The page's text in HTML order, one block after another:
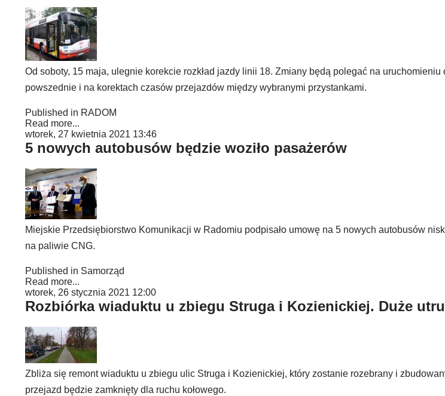
Od soboty, 15 maja, ulegnie korekcie rozkład jazdy linii 18. Zmiany będą polegać na
powszednie i na korektach czasów przejazdów między wybranymi przystankami.
Published in RADOM
Read more...
wtorek, 27 kwietnia 2021 13:46
5 nowych autobusów będzie woziło pasażerów
Miejskie Przedsiębiorstwo Komunikacji w Radomiu podpisało umowę na 5 nowych autobusów
na paliwie CNG.
Published in Samorząd
Read more...
wtorek, 26 stycznia 2021 12:00
Rozbiórka wiaduktu u zbiegu Struga i Kozienickiej. Duże
Zbliża się remont wiaduktu u zbiegu ulic Struga i Kozienickiej, który zostanie rozebrany i
przejazd będzie zamknięty dla ruchu kołowego.